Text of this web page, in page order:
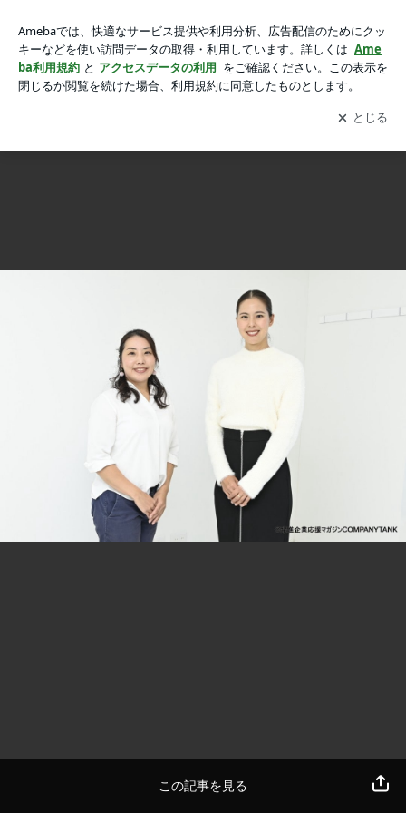
た！＾＾の画像 18枚中18枚目
【感涙】タレントの阿部桃子さんと対談させていただきました！＾＾
この記事を見る